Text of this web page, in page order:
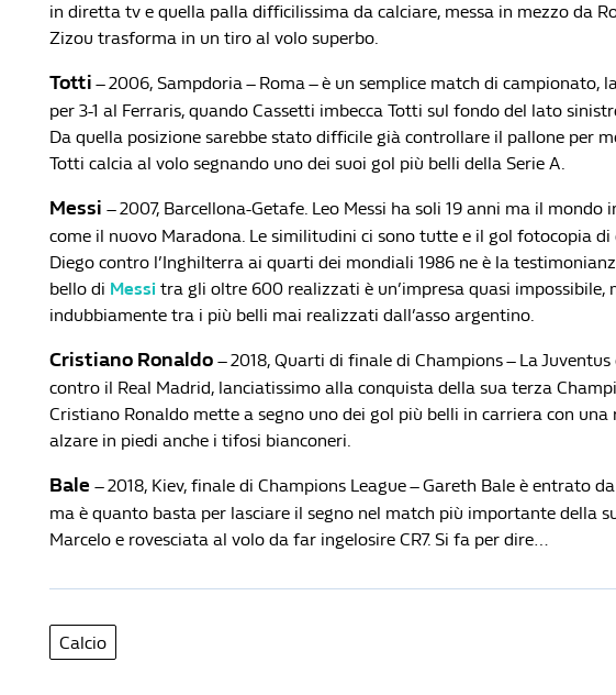
in diretta tv e quella palla difficilissima da calciare, messa in mezzo da
Zizou trasforma in un tiro al volo superbo.
Totti – 2006, Sampdoria – Roma – è un semplice match di campionato,
per 3-1 al Ferraris, quando Cassetti imbecca Totti sul fondo del lato
Da quella posizione sarebbe stato difficile già controllare il pallone per
Totti calcia al volo segnando uno dei suoi gol più belli della Serie A.
Messi – 2007, Barcellona-Getafe. Leo Messi ha soli 19 anni ma il
come il nuovo Maradona. Le similitudini ci sono tutte e il gol fotocopia
Diego contro l’Inghilterra ai quarti dei mondiali 1986 ne è la
bello di Messi tra gli oltre 600 realizzati è un’impresa quasi impossibile,
indubbiamente tra i più belli mai realizzati dall’asso argentino.
Cristiano Ronaldo – 2018, Quarti di finale di Champions – La
contro il Real Madrid, lanciatissimo alla conquista della sua terza
Cristiano Ronaldo mette a segno uno dei gol più belli in carriera con una
alzare in piedi anche i tifosi bianconeri.
Bale – 2018, Kiev, finale di Champions League – Gareth Bale è entrato
ma è quanto basta per lasciare il segno nel match più importante della
Marcelo e rovesciata al volo da far ingelosire CR7. Si fa per dire…
Calcio